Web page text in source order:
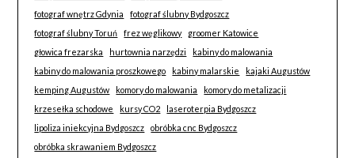
fotograf wnętrz Gdynia
fotograf ślubny Bydgoszcz
fotograf ślubny Toruń
frez węglikowy
groomer Katowice
głowica frezarska
hurtownia narzędzi
kabiny do malowania
kabiny do malowania proszkowego
kabiny malarskie
kajaki Augustów
kemping Augustów
komory do malowania
komory do metalizacji
krzesełka schodowe
kursy CO2
laseroterpia Bydgoszcz
lipoliza iniekcyjna Bydgoszcz
obróbka cnc Bydgoszcz
obróbka skrawaniem Bydgoszcz